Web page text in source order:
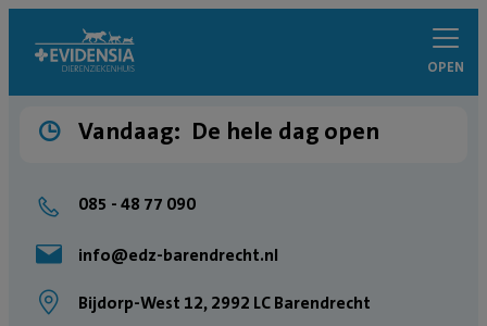
OPEN
Vandaag: De hele dag open
085 - 48 77 090
info@edz-barendrecht.nl
Bijdorp-West 12, 2992 LC Barendrecht